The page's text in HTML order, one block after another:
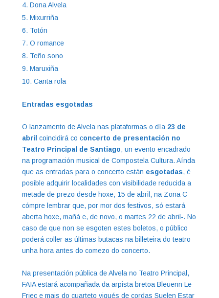
Dona Alvela
Mixurriña
Totón
O romance
Teño sono
Maruxiña
Canta rola
Entradas esgotadas
O lanzamento de Alvela nas plataformas o día 23 de
abril coincidirá co concerto de presentación no
Teatro Principal de Santiago, un evento encadrado
na programación musical de Compostela Cultura. Aínda
que as entradas para o concerto están esgotadas, é
posible adquirir localidades con visibilidade reducida a
metade de prezo desde hoxe, 15 de abril, na Zona C -
cómpre lembrar que, por mor dos festivos, só estará
aberta hoxe, mañá e, de novo, o martes 22 de abril-. No
caso de que non se esgoten estes boletos, o público
poderá coller as últimas butacas na billeteira do teatro
unha hora antes do comezo do concerto.
Na presentación pública de Alvela no Teatro Principal,
FAIA estará acompañada da arpista bretoa Bleuenn Le
Friec e mais do cuarteto vigués de cordas Suelen Estar